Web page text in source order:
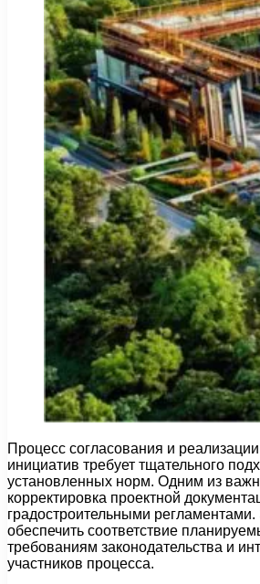
Процесс согласования и
инициатив требует тщательного
установленных норм. Одним из
корректировка проектной
градостроительными регламентами.
обеспечить соответствие
требованиям законодательства и
участников процесса.